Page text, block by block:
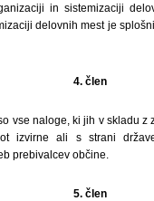
in sistemizaciji
delovnih mest je
4. člen
vse naloge, ki jih v skladu z
izvirne ali s strani
prebivalcev občine.
5. člen